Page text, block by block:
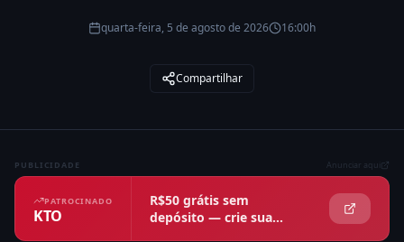
quarta-feira, 5 de agosto de 2026 16:00h
Compartilhar
PUBLICIDADE Anunciar aqui
PATROCINADO
KTO
R$50 grátis sem
depósito — crie sua